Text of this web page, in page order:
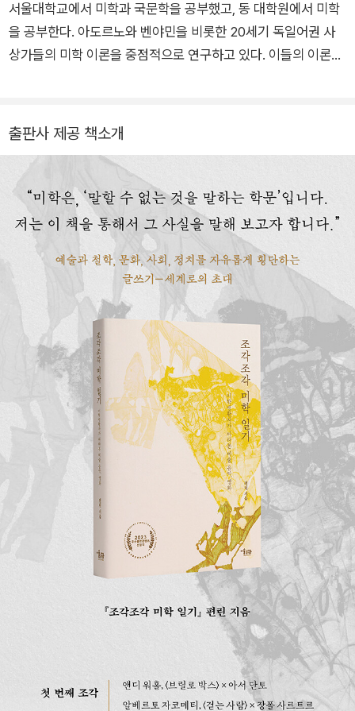
서울대학교에서 미학과 국문학을 공부했고, 동 대학원에서 미학
을 공부한다. 아도르노와 벤야민을 비롯한 20세기 독일어권 사
상가들의 미학 이론을 중점적으로 연구하고 있다. 이들의 이론을
심이 있다. 단상을 짧게 메모한 촌평들을 오리고 붙이고 꿰매서
글을 쓰는 일에서 삶의 의미를 구한다. '조각조각 미학 일기'라는
이름의 미학 에세이를 이메일로 연재하고 있다. 라디오헤드, 김수
영, 올드 라스푸틴, 리버풀 FC, 카프카를 좋아한다. @fragment
s_aesthetics
출판사 제공 책소개